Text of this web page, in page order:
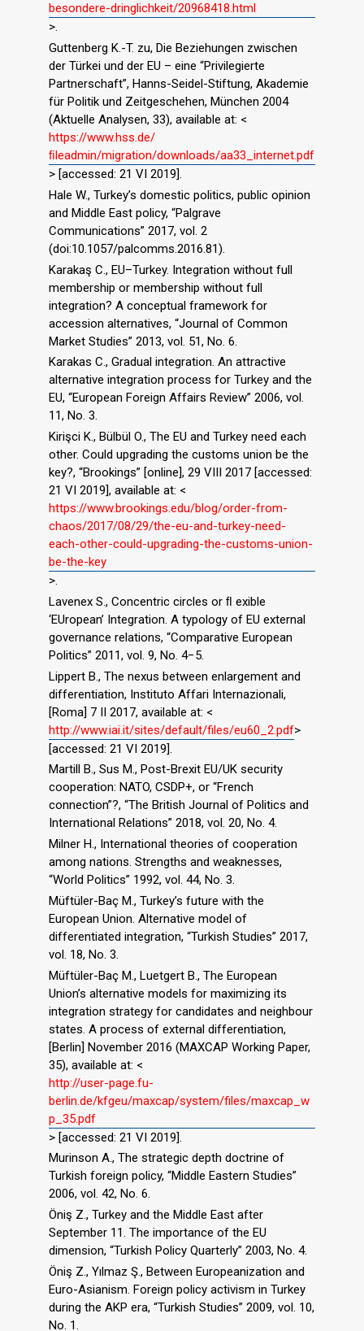
besondere-dringlichkeit/20968418.html
>.
Guttenberg K.-T. zu, Die Beziehungen zwischen
der Türkei und der EU – eine “Privilegierte
Partnerschaft”, Hanns-Seidel-Stiftung, Akademie
für Politik und Zeitgeschehen, München 2004
(Aktuelle Analysen, 33), available at: <
https://www.hss.de/
ﬁleadmin/migration/downloads/aa33_internet.pdf
> [accessed: 21 VI 2019].
Hale W., Turkey’s domestic politics, public opinion
and Middle East policy, “Palgrave
Communications” 2017, vol. 2
(doi:10.1057/palcomms.2016.81).
Karakaş C., EU–Turkey. Integration without full
membership or membership without full
integration? A conceptual framework for
accession alternatives, “Journal of Common
Market Studies” 2013, vol. 51, No. 6.
Karakas C., Gradual integration. An attractive
alternative integration process for Turkey and the
EU, “European Foreign Affairs Review” 2006, vol.
11, No. 3.
Kirişci K., Bülbül O., The EU and Turkey need each
other. Could upgrading the customs union be the
key?, “Brookings” [online], 29 VIII 2017 [accessed:
21 VI 2019], available at: <
https://www.brookings.edu/blog/order-from-
chaos/2017/08/29/the-eu-and-turkey-need-
each-other-could-upgrading-the-customs-union-
be-the-key
>.
Lavenex S., Concentric circles or ﬂ exible
‘EUropean’ Integration. A typology of EU external
governance relations, “Comparative European
Politics” 2011, vol. 9, No. 4−5.
Lippert B., The nexus between enlargement and
differentiation, Instituto Affari Internazionali,
[Roma] 7 II 2017, available at: <
http://www.iai.it/sites/default/files/eu60_2.pdf>
[accessed: 21 VI 2019].
Martill B., Sus M., Post-Brexit EU/UK security
cooperation: NATO, CSDP+, or “French
connection”?, “The British Journal of Politics and
International Relations” 2018, vol. 20, No. 4.
Milner H., International theories of cooperation
among nations. Strengths and weaknesses,
“World Politics” 1992, vol. 44, No. 3.
Müftüler-Baç M., Turkey’s future with the
European Union. Alternative model of
differentiated integration, “Turkish Studies” 2017,
vol. 18, No. 3.
Müftüler-Baç M., Luetgert B., The European
Union’s alternative models for maximizing its
integration strategy for candidates and neighbour
states. A process of external differentiation,
[Berlin] November 2016 (MAXCAP Working Paper,
35), available at: <
http://user-page.fu-
berlin.de/kfgeu/maxcap/system/files/maxcap_w
p_35.pdf
> [accessed: 21 VI 2019].
Murinson A., The strategic depth doctrine of
Turkish foreign policy, “Middle Eastern Studies”
2006, vol. 42, No. 6.
Öniş Z., Turkey and the Middle East after
September 11. The importance of the EU
dimension, “Turkish Policy Quarterly” 2003, No. 4.
Öniş Z., Yılmaz Ş., Between Europeanization and
Euro-Asianism. Foreign policy activism in Turkey
during the AKP era, “Turkish Studies” 2009, vol. 10,
No. 1.